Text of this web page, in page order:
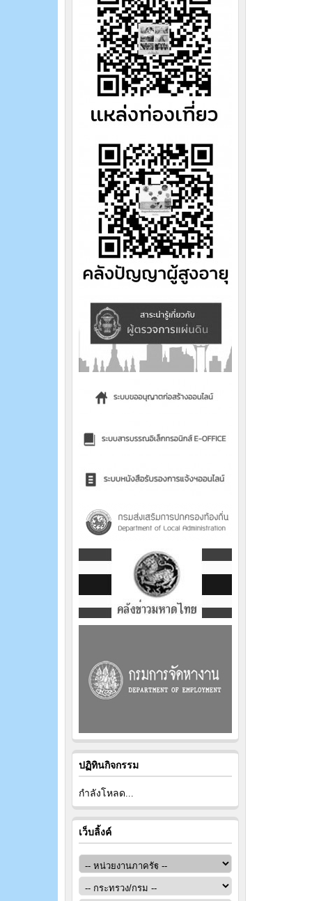
ปฏิทินกิจกรรม
กำลังโหลด...
เว็บลิ้งค์